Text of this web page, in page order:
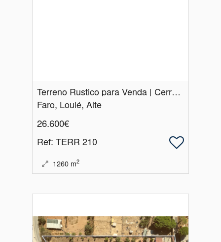
Terreno Rustico para Venda | Cerro | Alte | Loulé
Faro, Loulé, Alte
26.600€
Ref: TERR 210
1260 m2